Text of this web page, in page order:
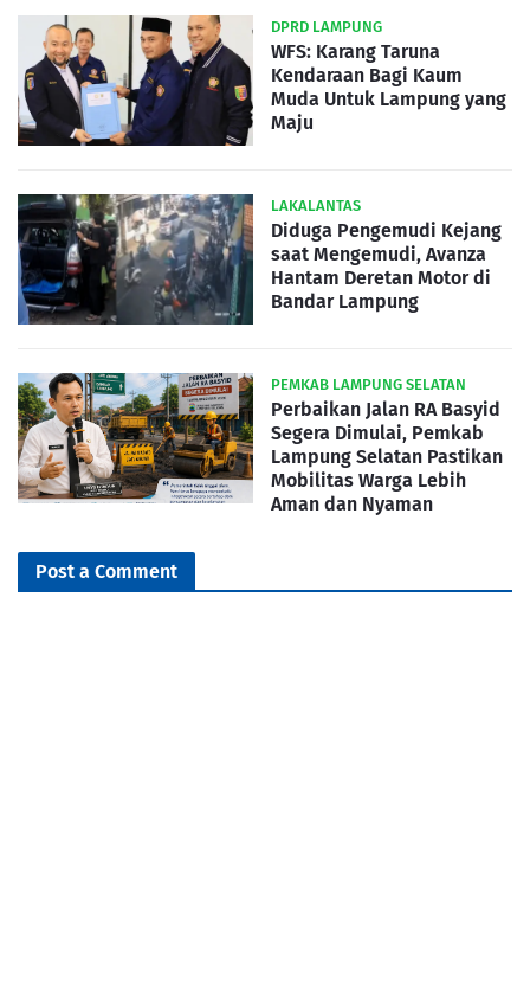
DPRD LAMPUNG
WFS: Karang Taruna
Kendaraan Bagi Kaum
Muda Untuk Lampung yang
Maju
LAKALANTAS
Diduga Pengemudi Kejang
saat Mengemudi, Avanza
Hantam Deretan Motor di
Bandar Lampung
PEMKAB LAMPUNG SELATAN
Perbaikan Jalan RA Basyid
Segera Dimulai, Pemkab
Lampung Selatan Pastikan
Mobilitas Warga Lebih
Aman dan Nyaman
Post a Comment